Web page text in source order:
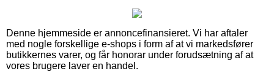
Denne hjemmeside er annoncefinansieret. Vi har aftaler
med nogle forskellige e-shops i form af at vi markedsfører
butikkernes varer, og får honorar under forudsætning af at
vores brugere laver en handel.